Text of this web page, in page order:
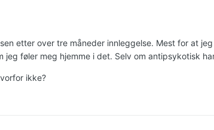
etter over tre måneder innleggelse. Mest for at
jeg føler meg hjemme i det. Selv om antipsykotisk
ikke?